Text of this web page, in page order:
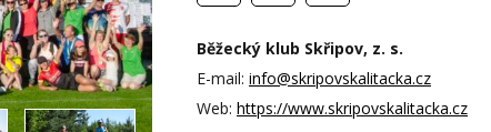
Běžecký klub Skřipov, z. s.
E-mail: info@skripovskalitacka.cz
Web: https://www.skripovskalitacka.cz